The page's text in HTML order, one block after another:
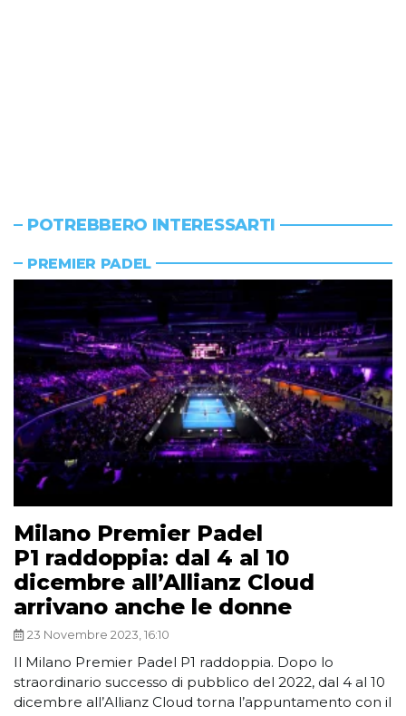
POTREBBERO INTERESSARTI
PREMIER PADEL
Milano Premier Padel
P1 raddoppia: dal 4 al 10
dicembre all’Allianz Cloud
arrivano anche le donne
23 Novembre 2023, 16:10
Il Milano Premier Padel P1 raddoppia. Dopo lo
straordinario successo di pubblico del 2022, dal 4 al 10
dicembre all’Allianz Cloud torna l’appuntamento con il